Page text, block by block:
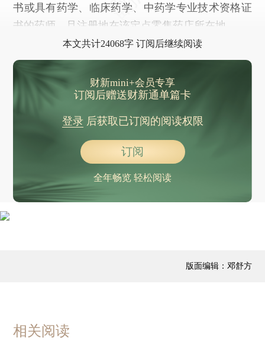
英国利物浦汽车冲撞球迷肇事者因涉嫌谋杀未遂和毒驾被捕
俄称若欧洲取消供乌武器射程限制 意味冲突升级
晨读荐闻（国内、国际、市场消息29条）
升值预期回温 在岸人民币汇率连续三日破7.2
行业清库存 国内车市价格战烽烟再起
国家烟草局表态严查非法电子烟，遏制出口回流
抖音限制有争议的热点人物带货 需提交材料验明身份
书或具有药学、临床药学、中药学专业技术资格证
书的药师，且注册地在该定点零售药店所在地。
本文共计24068字 订阅后继续阅读
财新mini+会员专享
订阅后赠送财新通单篇卡
登录后获取已订阅的阅读权限
订阅
全年畅览 轻松阅读
版面编辑：邓舒方
相关阅读